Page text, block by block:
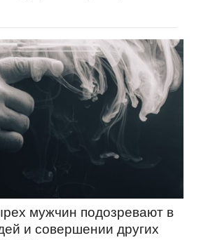
мужчин подозревают в
и совершении других